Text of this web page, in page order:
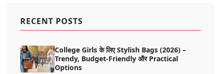
RECENT POSTS
College Girls के लिए Stylish Bags (2026) –
Trendy, Budget-Friendly और Practical
Options